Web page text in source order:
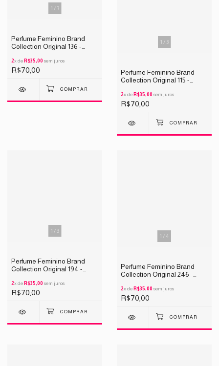
1 / 3
Perfume Feminino Brand
Collection Original 136 -
25ML
2x de R$35,00 sem juros
R$70,00
1 / 3
Perfume Feminino Brand
Collection Original 115 -
2x de R$35,00 sem juros
R$70,00
1 / 3
Perfume Feminino Brand
Collection Original 194 -
25ML
2x de R$35,00 sem juros
R$70,00
1 / 4
Perfume Feminino Brand
Collection Original 246 -
25ML
2x de R$35,00 sem juros
R$70,00